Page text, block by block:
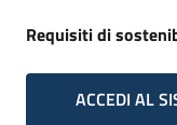
Requisiti di
ACCEDI AL